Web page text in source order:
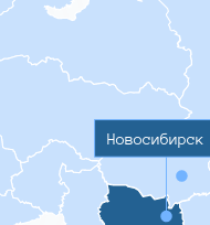
Новосибирск